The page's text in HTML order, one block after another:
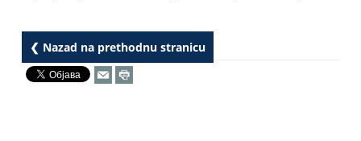
❮ Nazad na prethodnu stranicu